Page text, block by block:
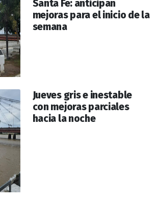
Santa Fe: anticipan
mejoras para el inicio de la
semana
Jueves gris e inestable
con mejoras parciales
hacia la noche